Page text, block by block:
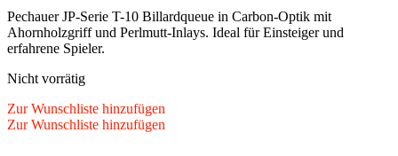
Pechauer JP-Serie T-10 Billardqueue in Carbon-Optik mit
Ahornholzgriff und Perlmutt-Inlays. Ideal für Einsteiger und
erfahrene Spieler.
Nicht vorrätig
Zur Wunschliste hinzufügen
Zur Wunschliste hinzufügen